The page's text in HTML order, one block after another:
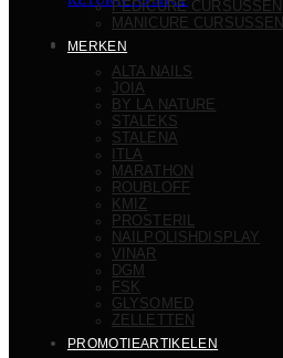
PEDICURE CURSUSSEN
MANICURE CURSUSSEN
MERKEN
ALTA NAILS
JOIA
BY LA NATURE
STALEKS
STALENA
ITLA
MARATHON
ROUBLOFF
KMIZ
PROSTERIL
NAILPOLISHDISPLAY
VINAR
DGM
FSK
GLYSOMED
ZELLETTEN
PROMOTIEARTIKELEN